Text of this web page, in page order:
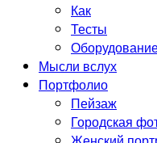
Как
Тесты
Мысли вслух
Портфолио
Пейзаж
Городская